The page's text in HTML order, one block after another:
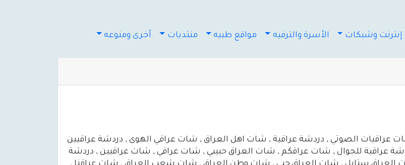
إنترنت وشبكات الأسرة والترفيه مواقع طبيه منتديات أخرى ومنوعه
عراقيات الصوتي , دردشة عراقية , شات اهل العراق , شات عراقي الهوى , دردشة عراقيين
عراقية للجوال , شات عراقكم , شات العراق حبيبي , شات عراقي , شات عراقيين , دردشة